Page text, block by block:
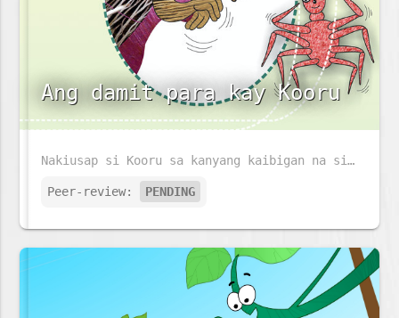
Ang damit para kay Kooru
Nakiusap si Kooru sa kanyang kaibigan na si Gethum na sya ay gawan ng damit na kanyang susuotin sa bagong taon. Magagawan kaya siya ng damit ni Gethum?
Peer-review: PENDING